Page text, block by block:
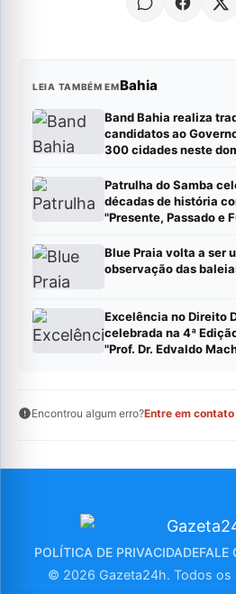
LEIA TAMBÉM EMBahia
Band Bahia realiza
candidatos ao
300 cidades neste
Patrulha do Samba
décadas de história
"Presente, Passado e
Blue Praia volta a ser
observação das
Excelência no Direito
celebrada na 4ª
"Prof. Dr. Edvaldo
Encontrou algum erro?Entre em contato
POLÍTICA DE PRIVACIDADEFALE
© 2026 Gazeta24h. Todos os